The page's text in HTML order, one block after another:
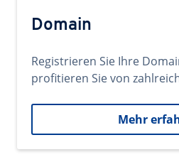
Domain
Registrieren Sie Ihre
profitieren Sie von
Mehr